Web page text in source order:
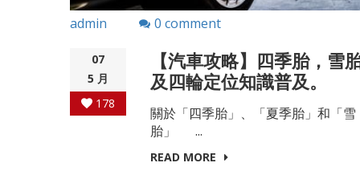
admin 0 comment
07
5 月
178
【汽車攻略】四季胎，雪
及四輪定位知識普及。
關於「四季胎」、「夏季胎」和「雪
胎」 ...
READ MORE